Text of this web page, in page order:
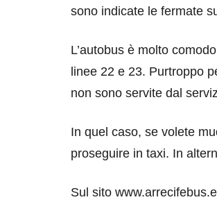
sono indicate le fermate
L’autobus è molto
linee 22 e 23. Purtroppo
non sono servite dal
In quel caso, se volete
proseguire in taxi. In
Sul sito